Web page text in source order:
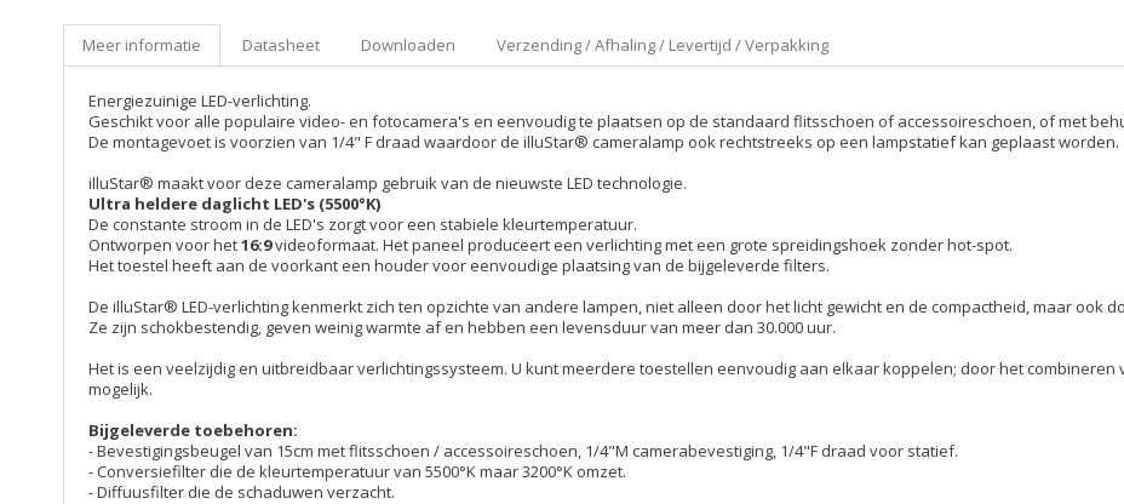
Meer informatie Datasheet Downloaden Verzending / Afhaling / Levertijd / Verpakking
Energiezuinige LED-verlichting.
Geschikt voor alle populaire video- en fotocamera's en eenvoudig te plaatsen op de standaard flitsschoen of accessoireschoen, of met
De montagevoet is voorzien van 1/4" F draad waardoor de illuStar® cameralamp ook rechtstreeks op een lampstatief kan geplaast worden.
illuStar® maakt voor deze cameralamp gebruik van de nieuwste LED technologie.
Ultra heldere daglicht LED's (5500°K)
De constante stroom in de LED's zorgt voor een stabiele kleurtemperatuur.
Ontworpen voor het16:9videoformaat. Het paneel produceert een verlichting met een grote spreidingshoek zonder hot-spot.
Het toestel heeft aan de voorkant een houder voor eenvoudige plaatsing van de bijgeleverde filters.
De illuStar® LED-verlichting kenmerkt zich ten opzichte van andere lampen, niet alleen door het licht gewicht en de compactheid, maar ook
Ze zijn schokbestendig, geven weinig warmte af en hebben een levensduur van meer dan 30.000 uur.
Het is een veelzijdig en uitbreidbaar verlichtingssysteem. U kunt meerdere toestellen eenvoudig aan elkaar koppelen; door het
mogelijk.
Bijgeleverde toebehoren:
- Bevestigingsbeugel van 15cm met flitsschoen / accessoireschoen, 1/4"M camerabevestiging, 1/4"F draad voor statief.
- Conversiefilter die de kleurtemperatuur van 5500°K maar 3200°K omzet.
- Diffuusfilter die de schaduwen verzacht.